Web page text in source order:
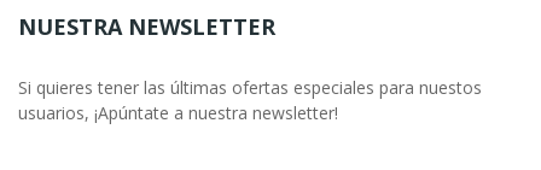
NUESTRA NEWSLETTER
Si quieres tener las últimas ofertas especiales para nuestos
usuarios, ¡Apúntate a nuestra newsletter!